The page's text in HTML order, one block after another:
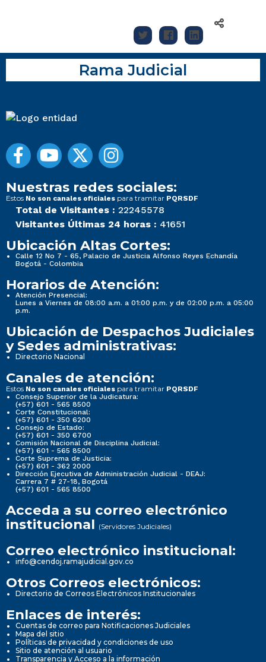
Rama Judicial
Nuestras redes sociales:
Estos No son canales oficiales para tramitar PQRSDF
Total de Visitantes : 22245578
Visitantes Últimas 24 horas : 41651
Ubicación Altas Cortes:
Calle 12 No 7 - 65, Palacio de Justicia Alfonso Reyes Echandía
Bogotá - Colombia
Horarios de Atención:
Atención Presencial:
Lunes a Viernes de 08:00 a.m. a 01:00 p.m. y de 02:00 p.m. a 05:00
p.m.
Ubicación de Despachos Judiciales
y Sedes administrativas:
Directorio Nacional
Canales de atención:
Estos No son canales oficiales para tramitar PQRSDF
Consejo Superior de la Judicatura:
(+57) 601 - 565 8500
Corte Constitucional:
(+57) 601 - 350 6200
Consejo de Estado:
(+57) 601 - 350 6700
Comisión Nacional de Disciplina Judicial:
(+57) 601 - 565 8500
Corte Suprema de Justicia:
(+57) 601 - 362 2000
Dirección Ejecutiva de Administración Judicial - DEAJ:
Carrera 7 # 27-18, Bogotá
(+57) 601 - 565 8500
Acceda a su correo electrónico
institucional (Servidores Judiciales)
Correo electrónico institucional:
info@cendoj.ramajudicial.gov.co
Otros Correos electrónicos:
Directorio de Correos Electrónicos Institucionales
Enlaces de interés:
Cuentas de correo para Notificaciones Judiciales
Mapa del sitio
Políticas de privacidad y condiciones de uso
Sitio de atención al usuario
Transparencia y Acceso a la información